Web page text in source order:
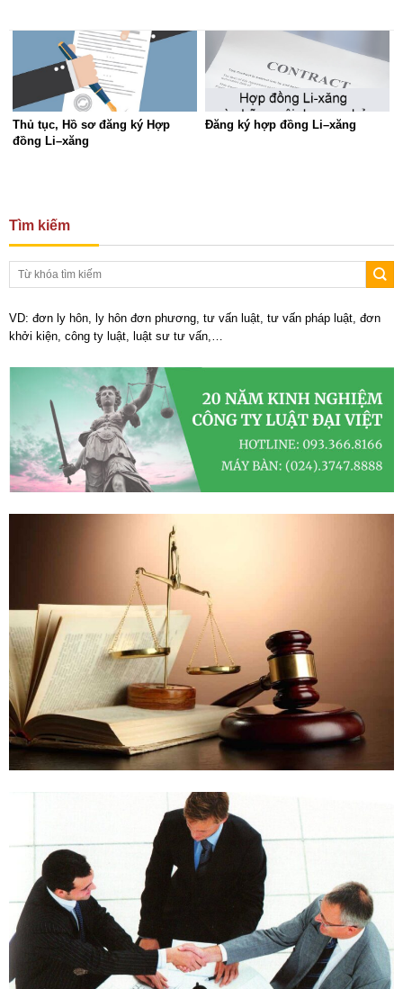
Thủ tục, Hồ sơ đăng ký Hợp
đồng Li–xăng
Đăng ký hợp đồng Li–xăng
Tìm kiếm
VD: đơn ly hôn, ly hôn đơn phương, tư vấn luật, tư vấn pháp luật, đơn
khởi kiện, công ty luật, luật sư tư vấn,…